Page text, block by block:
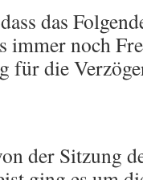
das
immer noch
für die
der Sitzung